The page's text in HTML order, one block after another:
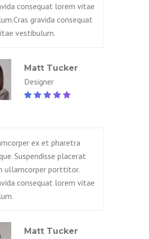
consequat lorem vitae
gravida consequat
vestibulum.
Matt Tucker
Designer
ex et pharetra
Suspendisse placerat
ullamcorper porttitor.
consequat lorem vitae
Matt Tucker